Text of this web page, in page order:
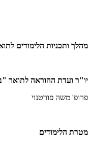
מהלך ותכניות הלימודים
יו"ר ועדת ההוראה לתואר
פרופ' משה פורטנוי
מטרת הלימודים